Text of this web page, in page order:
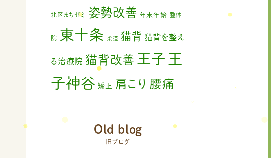
北区まちゼミ 姿勢改善 年末年始 整体
院 東十条 柔道 猫背 猫背を整え
る治療院 猫背改善 王子 王
子神谷 矯正 肩こり 腰痛
赤羽 足の歪み改善 関節
＃せなかリペア
Old blog
旧ブログ